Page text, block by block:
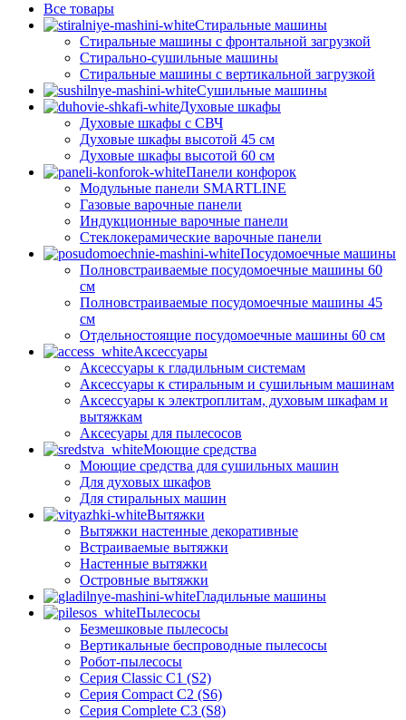
Все товары
Стиральные машины
Стиральные машины с фронтальной загрузкой
Стирально-сушильные машины
Стиральные машины с вертикальной загрузкой
Сушильные машины
Духовые шкафы
Духовые шкафы с СВЧ
Духовые шкафы высотой 45 см
Духовые шкафы высотой 60 см
Панели конфорок
Модульные панели SMARTLINE
Газовые варочные панели
Индукционные варочные панели
Стеклокерамические варочные панели
Посудомоечные машины
Полновстраиваемые посудомоечные машины 60
см
Полновстраиваемые посудомоечные машины 45
см
Отдельностоящие посудомоечные машины 60 см
Аксессуары
Аксессуары к гладильным системам
Аксессуары к стиральным и сушильным машинам
Аксессуары к электроплитам, духовым шкафам и
вытяжкам
Аксесуары для пылесосов
Моющие средства
Моющие средства для сушильных машин
Для духовых шкафов
Для стиральных машин
Вытяжки
Вытяжки настенные декоративные
Встраиваемые вытяжки
Настенные вытяжки
Островные вытяжки
Гладильные машины
Пылесосы
Безмешковые пылесосы
Вертикальные беспроводные пылесосы
Робот-пылесосы
Серия Classic C1 (S2)
Серия Compact C2 (S6)
Серия Complete C3 (S8)